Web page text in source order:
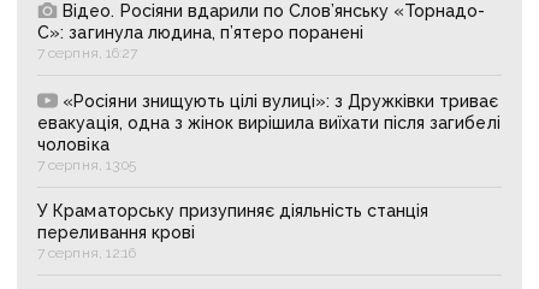
Відео. Росіяни вдарили по Слов’янську «Торнадо-
С»: загинула людина, п’ятеро поранені
7 серпня, 16:27
«Росіяни знищують цілі вулиці»: з Дружківки триває
евакуація, одна з жінок вирішила виїхати після загибелі
чоловіка
7 серпня, 13:05
У Краматорську призупиняє діяльність станція
переливання крові
7 серпня, 12:16